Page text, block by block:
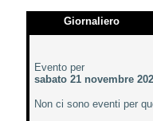
Giornaliero
Evento per
sabato 21 novembre
Non ci sono eventi per